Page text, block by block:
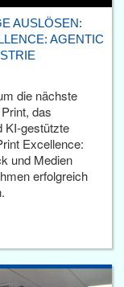
AUSLÖSEN:
AGENTIC
die nächste
das
KI-gestützte
Excellence:
und Medien
erfolgreich